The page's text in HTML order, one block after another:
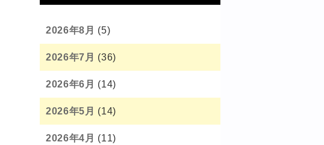
2026年8月 (5)
2026年7月 (36)
2026年6月 (14)
2026年5月 (14)
2026年4月 (11)